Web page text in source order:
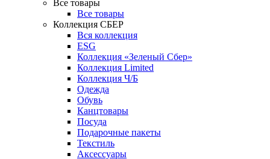
Все товары
Все товары
Коллекция СБЕР
Вся коллекция
ESG
Коллекция «Зеленый Сбер»
Коллекция Limited
Коллекция Ч/Б
Одежда
Обувь
Канцтовары
Посуда
Подарочные пакеты
Текстиль
Аксессуары